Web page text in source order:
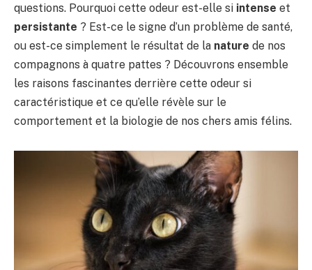
questions. Pourquoi cette odeur est-elle si intense et
persistante ? Est-ce le signe d’un problème de santé,
ou est-ce simplement le résultat de la nature de nos
compagnons à quatre pattes ? Découvrons ensemble
les raisons fascinantes derrière cette odeur si
caractéristique et ce qu’elle révèle sur le
comportement et la biologie de nos chers amis félins.